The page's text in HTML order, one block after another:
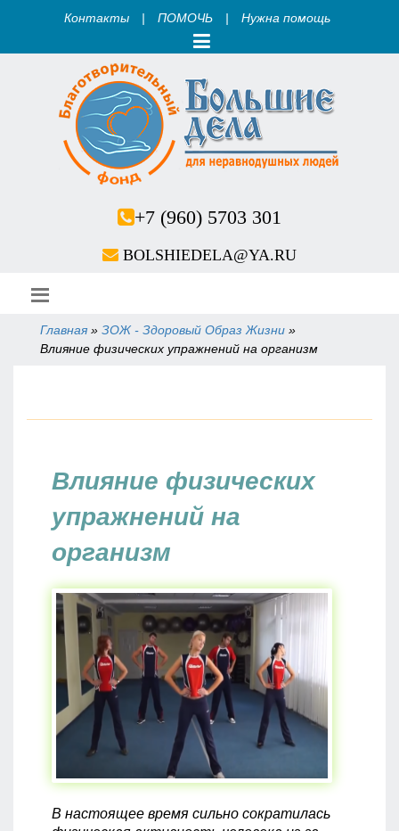
Контакты | ПОМОЧЬ | Нужна помощь
+7 (960) 5703 301
BOLSHIEDELA@YA.RU
Вы здесь
Главная » ЗОЖ - Здоровый Образ Жизни »
Влияние физических упражнений на организм
Влияние физических
упражнений на
организм
В настоящее время сильно сократилась